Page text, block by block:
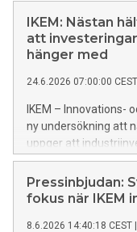
klimatomställningen,
avgörande för
IKEM: Nästan
att
hänger med
24.6.2026 07:00:00 CEST
IKEM – Innovations-
ny undersökning att
uppger att
långsamma statliga
bristande
tillståndsprocesser
Pressinbjudan:
fokus när IKEM
8.6.2026 14:40:18 CEST